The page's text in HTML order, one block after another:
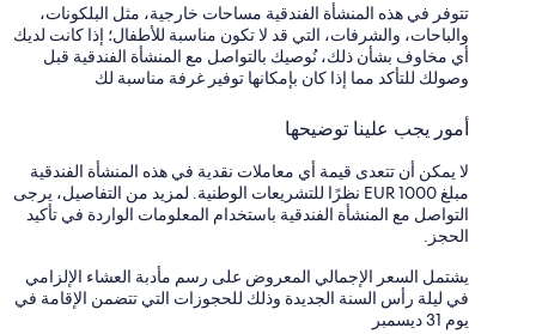
تتوفر في هذه المنشأة الفندقية مساحات خارجية، مثل البلكونات،
والباحات، والشرفات، التي قد لا تكون مناسبة للأطفال؛ إذا كانت لديك
أي مخاوف بشأن ذلك، نُوصيك بالتواصل مع المنشأة الفندقية قبل
وصولك للتأكد مما إذا كان بإمكانها توفير غرفة مناسبة لك
أمور يجب علينا توضيحها
لا يمكن أن تتعدى قيمة أي معاملات نقدية في هذه المنشأة الفندقية
مبلغ EUR 1000 نظرًا للتشريعات الوطنية. لمزيد من التفاصيل، يرجى
التواصل مع المنشأة الفندقية باستخدام المعلومات الواردة في تأكيد
الحجز.
يشتمل السعر الإجمالي المعروض على رسم مأدبة العشاء الإلزامي
في ليلة رأس السنة الجديدة وذلك للحجوزات التي تتضمن الإقامة في
يوم 31 ديسمبر